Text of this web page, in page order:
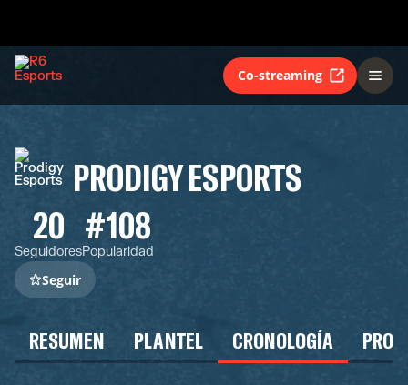
Co-streaming
PRODIGY ESPORTS
20
Seguidores
#108
Popularidad
Seguir
RESUMEN PLANTEL CRONOLOGÍA